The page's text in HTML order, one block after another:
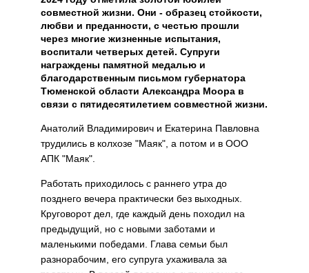
совместной жизни. Они - образец стойкости,
любви и преданности, с честью прошли
через многие жизненные испытания,
воспитали четверых детей. Супруги
награждены памятной медалью и
благодарственным письмом губернатора
Тюменской области Александра Моора в
связи с пятидесятилетием совместной жизни.
Анатолий Владимирович и Екатерина Павловна
трудились в колхозе "Маяк", а потом и в ООО
АПК "Маяк".
Работать приходилось с раннего утра до
позднего вечера практически без выходных.
Круговорот дел, где каждый день походил на
предыдущий, но с новыми заботами и
маленькими победами. Глава семьи был
разнорабочим, его супруга ухаживала за